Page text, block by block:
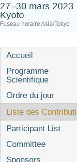
27–30 mars 2023
Kyoto
Fuseau horaire Asia/Tokyo
Menu
de
l'événement
Accueil
Programme
Scientifique
Ordre du jour
Liste des
Participant List
Committee
Sponsors